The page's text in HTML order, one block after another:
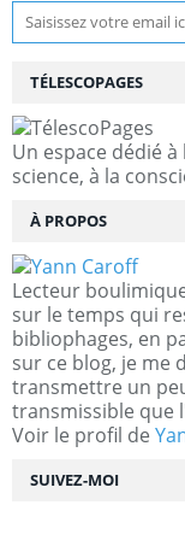
SUIVEZ-MOI
TÉLESCOPAGES
Un espace dédié
science, à la
À PROPOS
Lecteur
sur le temps qui
bibliophages, en
sur ce blog, je me
transmettre un
transmissible que
Voir le profil de